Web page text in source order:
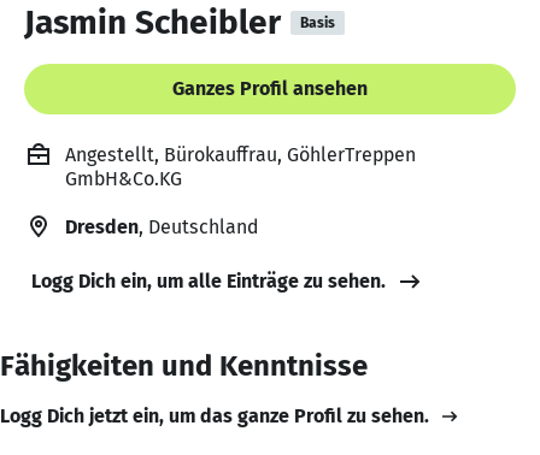
Jasmin Scheibler Basis
Ganzes Profil ansehen
Angestellt, Bürokauffrau, GöhlerTreppen
GmbH&Co.KG
Dresden, Deutschland
Logg Dich ein, um alle Einträge zu sehen.
Fähigkeiten und Kenntnisse
Logg Dich jetzt ein, um das ganze Profil zu sehen.